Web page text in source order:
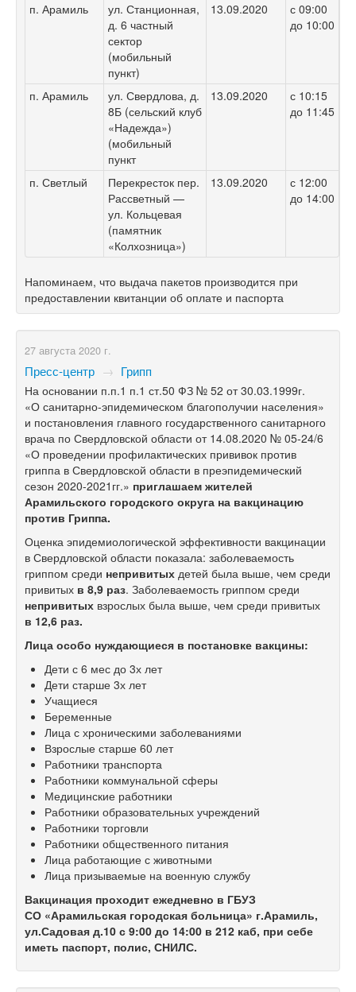
п. Арамиль
ул. Станционная,
д. 6 частный
сектор
(мобильный
пункт)
13.09.2020
с 09:00
до 10:00
п. Арамиль
ул. Свердлова, д.
8Б (сельский клуб
«Надежда»)
(мобильный
пункт
13.09.2020
с 10:15
до 11:45
п. Светлый
Перекресток пер.
Рассветный —
ул. Кольцевая
(памятник
«Колхозница»)
13.09.2020
с 12:00
до 14:00
Напоминаем, что выдача пакетов производится при
предоставлении квитанции об оплате и паспорта
27 августа 2020 г.
Пресс-центр → Грипп
На основании п.п.1 п.1 ст.50 ФЗ № 52 от 30.03.1999г.
«О санитарно-эпидемическом благополучии населения»
и постановления главного государственного санитарного
врача по Свердловской области от 14.08.2020 № 05-24/6
«О проведении профилактических прививок против
гриппа в Свердловской области в преэпидемический
сезон 2020-2021гг.» приглашаем жителей
Арамильского городского округа на вакцинацию
против Гриппа.
Оценка эпидемиологической эффективности вакцинации
в Свердловской области показала: заболеваемость
гриппом среди непривитых детей была выше, чем среди
привитых в 8,9 раз. Заболеваемость гриппом среди
непривитых взрослых была выше, чем среди привитых
в 12,6 раз.
Лица особо нуждающиеся в постановке вакцины:
Дети с 6 мес до 3х лет
Дети старше 3х лет
Учащиеся
Беременные
Лица с хроническими заболеваниями
Взрослые старше 60 лет
Работники транспорта
Работники коммунальной сферы
Медицинские работники
Работники образовательных учреждений
Работники торговли
Работники общественного питания
Лица работающие с животными
Лица призываемые на военную службу
Вакцинация проходит ежедневно в ГБУЗ
СО «Арамильская городская больница» г.Арамиль,
ул.Садовая д.10 с 9:00 до 14:00 в 212 каб, при себе
иметь паспорт, полис, СНИЛС.